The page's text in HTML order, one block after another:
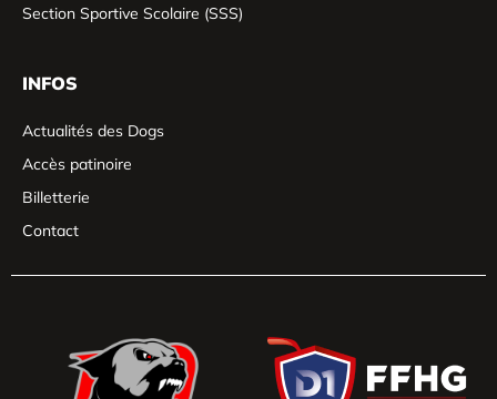
Section Sportive Scolaire (SSS)
INFOS
Actualités des Dogs
Accès patinoire
Billetterie
Contact